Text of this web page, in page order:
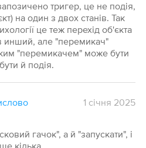
тригер, це не подія,
на один з двох станів. Так
це теж перехід об'єкта
инший, але "перемикач"
"перемикачем" може бути
й подія.
1 січня 2025
гачок", а й "запускати", і